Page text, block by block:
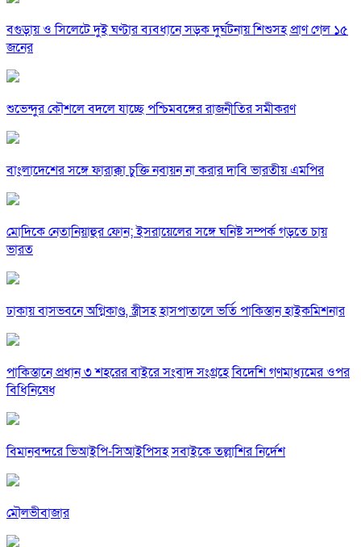
বগুড়ায় ও সিলেটে দুই ঘণ্টার ব্যবধানে সড়ক দুর্ঘটনায় শিশুসহ প্রাণ গেল ১৫
জনের
শুভেন্দুর কৌশলে বদলে যাচ্ছে পশ্চিমবঙ্গের রাজনীতির সমীকরণ
বাংলাদেশের সঙ্গে ফারাক্কা চুক্তি নবায়ন না করার দাবি ভারতীয় এমপির
মোদিকে নেতানিয়াহুর ফোন; ইসরায়েলের সঙ্গে ঘনিষ্ট সম্পর্ক গড়তে চায়
ভারত
ঢাকায় বাসভবনে অগ্নিকাণ্ড, স্ত্রীসহ হাসপাতালে ভর্তি পাকিস্তান হাইকমিশনার
পাকিস্তানে প্রধান ৩ শহরের বাইরে সংবাদ সংগ্রহে বিদেশি গণমাধ্যমের ওপর
বিধিনিষেধ
বিমানবন্দরে ভিআইপি-সিআইপিসহ সবাইকে তল্লাশির নির্দেশ
মৌলভীবাজার